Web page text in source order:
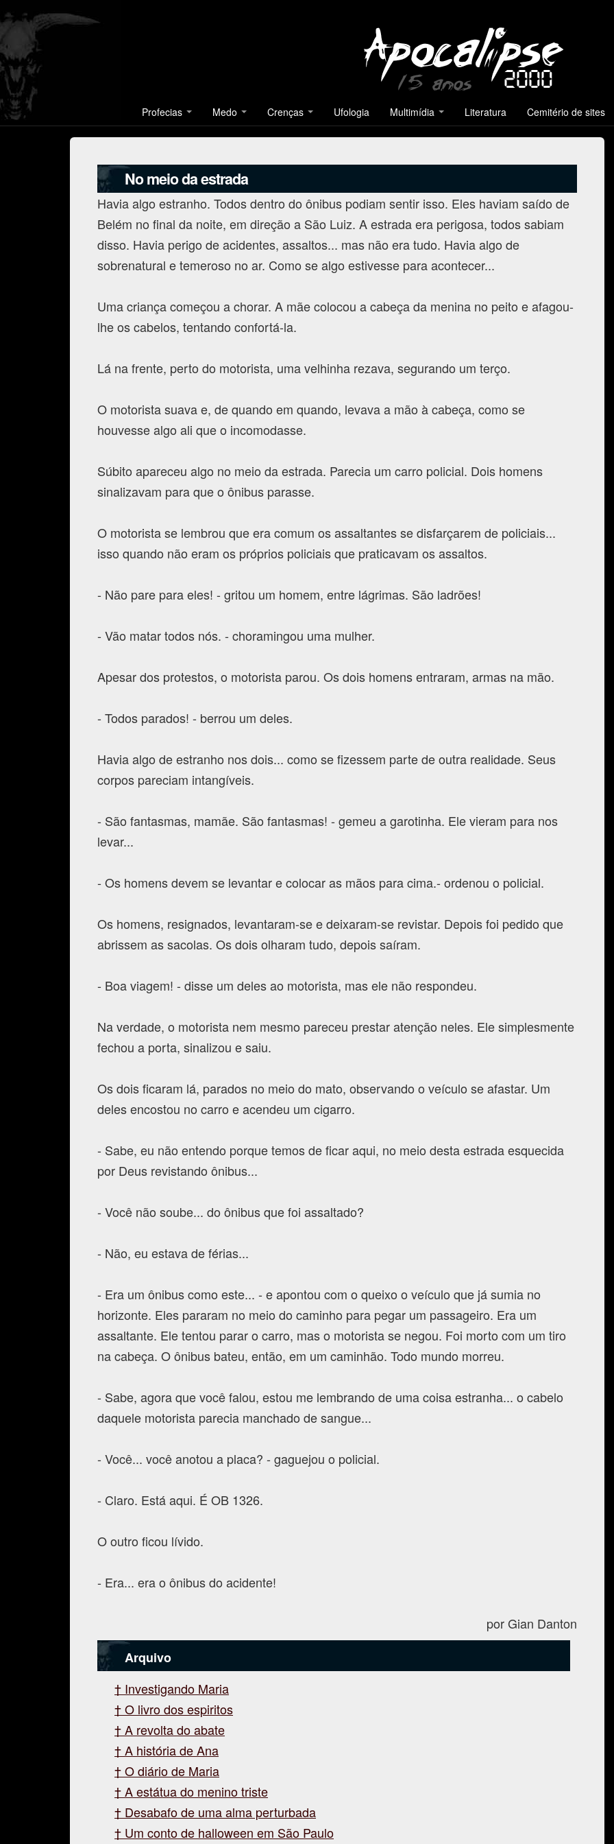
Profecias Medo Crenças Ufologia Multimídia Literatura Cemitério de sites
No meio da estrada
Havia algo estranho. Todos dentro do ônibus podiam sentir isso. Eles haviam saído de
Belém no final da noite, em direção a São Luiz. A estrada era perigosa, todos sabiam
disso. Havia perigo de acidentes, assaltos... mas não era tudo. Havia algo de
sobrenatural e temeroso no ar. Como se algo estivesse para acontecer...
Uma criança começou a chorar. A mãe colocou a cabeça da menina no peito e afagou-
lhe os cabelos, tentando confortá-la.
Lá na frente, perto do motorista, uma velhinha rezava, segurando um terço.
O motorista suava e, de quando em quando, levava a mão à cabeça, como se
houvesse algo ali que o incomodasse.
Súbito apareceu algo no meio da estrada. Parecia um carro policial. Dois homens
sinalizavam para que o ônibus parasse.
O motorista se lembrou que era comum os assaltantes se disfarçarem de policiais...
isso quando não eram os próprios policiais que praticavam os assaltos.
- Não pare para eles! - gritou um homem, entre lágrimas. São ladrões!
- Vão matar todos nós. - choramingou uma mulher.
Apesar dos protestos, o motorista parou. Os dois homens entraram, armas na mão.
- Todos parados! - berrou um deles.
Havia algo de estranho nos dois... como se fizessem parte de outra realidade. Seus
corpos pareciam intangíveis.
- São fantasmas, mamãe. São fantasmas! - gemeu a garotinha. Ele vieram para nos
levar...
- Os homens devem se levantar e colocar as mãos para cima.- ordenou o policial.
Os homens, resignados, levantaram-se e deixaram-se revistar. Depois foi pedido que
abrissem as sacolas. Os dois olharam tudo, depois saíram.
- Boa viagem! - disse um deles ao motorista, mas ele não respondeu.
Na verdade, o motorista nem mesmo pareceu prestar atenção neles. Ele simplesmente
fechou a porta, sinalizou e saiu.
Os dois ficaram lá, parados no meio do mato, observando o veículo se afastar. Um
deles encostou no carro e acendeu um cigarro.
- Sabe, eu não entendo porque temos de ficar aqui, no meio desta estrada esquecida
por Deus revistando ônibus...
- Você não soube... do ônibus que foi assaltado?
- Não, eu estava de férias...
- Era um ônibus como este... - e apontou com o queixo o veículo que já sumia no
horizonte. Eles pararam no meio do caminho para pegar um passageiro. Era um
assaltante. Ele tentou parar o carro, mas o motorista se negou. Foi morto com um tiro
na cabeça. O ônibus bateu, então, em um caminhão. Todo mundo morreu.
- Sabe, agora que você falou, estou me lembrando de uma coisa estranha... o cabelo
daquele motorista parecia manchado de sangue...
- Você... você anotou a placa? - gaguejou o policial.
- Claro. Está aqui. É OB 1326.
O outro ficou lívido.
- Era... era o ônibus do acidente!
por Gian Danton
Arquivo
Investigando Maria
O livro dos espiritos
A revolta do abate
A história de Ana
O diário de Maria
A estátua do menino triste
Desabafo de uma alma perturbada
Um conto de halloween em São Paulo